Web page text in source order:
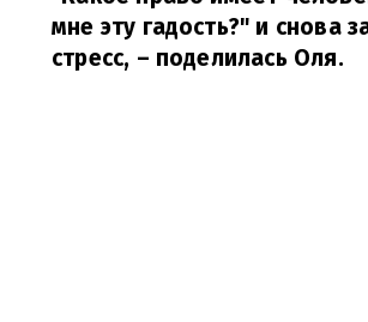
мне эту гадость?" и снова
стресс, – поделилась Оля.